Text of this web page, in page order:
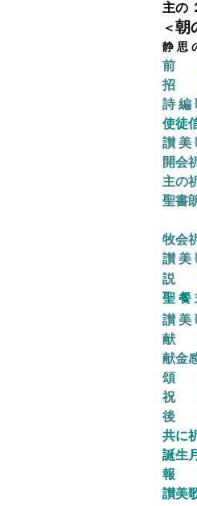
主の
＜朝
静 思
前
招
詩
使徒
讃
開会
主の
聖
Ⅱ
牧会
讃
説
聖 餐
讃
献
献金
祝
後
共に
誕生
報
讃美